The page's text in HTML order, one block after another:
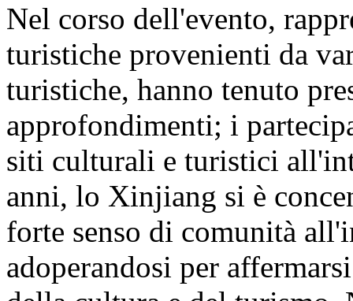
Nel corso dell'evento,
turistiche provenienti da
turistiche, hanno tenuto
approfondimenti; i
siti culturali e turistici
anni, lo Xinjiang si è
forte senso di comunità
adoperandosi per